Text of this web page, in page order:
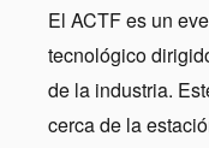
El ACTF es un
tecnológico
de la industria.
cerca de la